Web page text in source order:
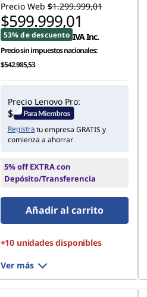
Precio Web $1.299.999,01
$599.999,01
53% de descuento IVA Inc.
Precio sin impuestos nacionales:
$542.985,53
Precio Lenovo Pro:
Registratu empresa GRATIS y
comienza a ahorrar
5% off EXTRA con
Depósito/Transferencia
Añadir al carrito
+10 unidades disponibles
Ver más